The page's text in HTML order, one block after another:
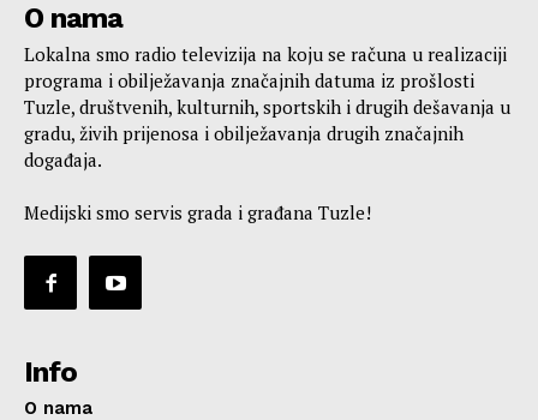
O nama
Lokalna smo radio televizija na koju se računa u realizaciji
programa i obilježavanja značajnih datuma iz prošlosti
Tuzle, društvenih, kulturnih, sportskih i drugih dešavanja u
gradu, živih prijenosa i obilježavanja drugih značajnih
događaja.
Medijski smo servis grada i građana Tuzle!
Info
O nama